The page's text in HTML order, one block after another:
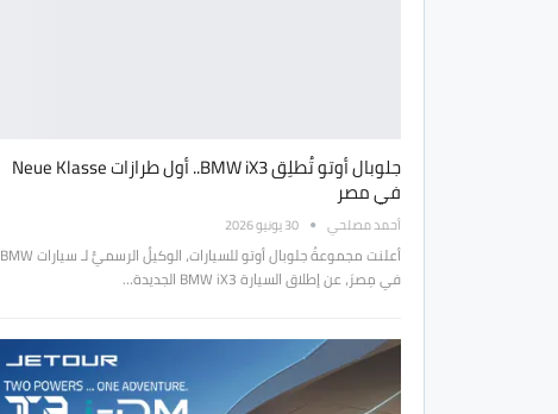
جلوبال أوتو تُطلِق BMW iX3.. أول طرازات Neue Klasse
في مصر
أحمد مصلحي 30 يونيو 2026
أعلنت مجموعةُ جلوبال أوتو للسيارات، الوكيلُ الرسميُّ لـ سيارات BMW
في مِصرَ، عن إطلاق السيارة BMW iX3 الجديدة…